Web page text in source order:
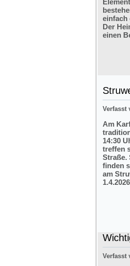
einfach
Der
einen
Verfasst
Am
14:30
treffen
Straße.
finden
am
Verfasst